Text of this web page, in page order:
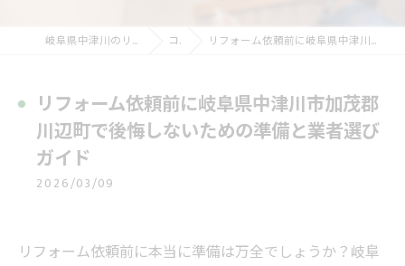
岐阜県中津川のリフォームならおうち工房たぐち コラム リフォーム依頼前に岐阜県中津川市加茂郡川辺町で後悔しないための準備と業者選びガイド
リフォーム依頼前に岐阜県中津川市加茂郡
川辺町で後悔しないための準備と業者選び
ガイド
2026/03/09
リフォーム依頼前に本当に準備は万全でしょうか？岐阜